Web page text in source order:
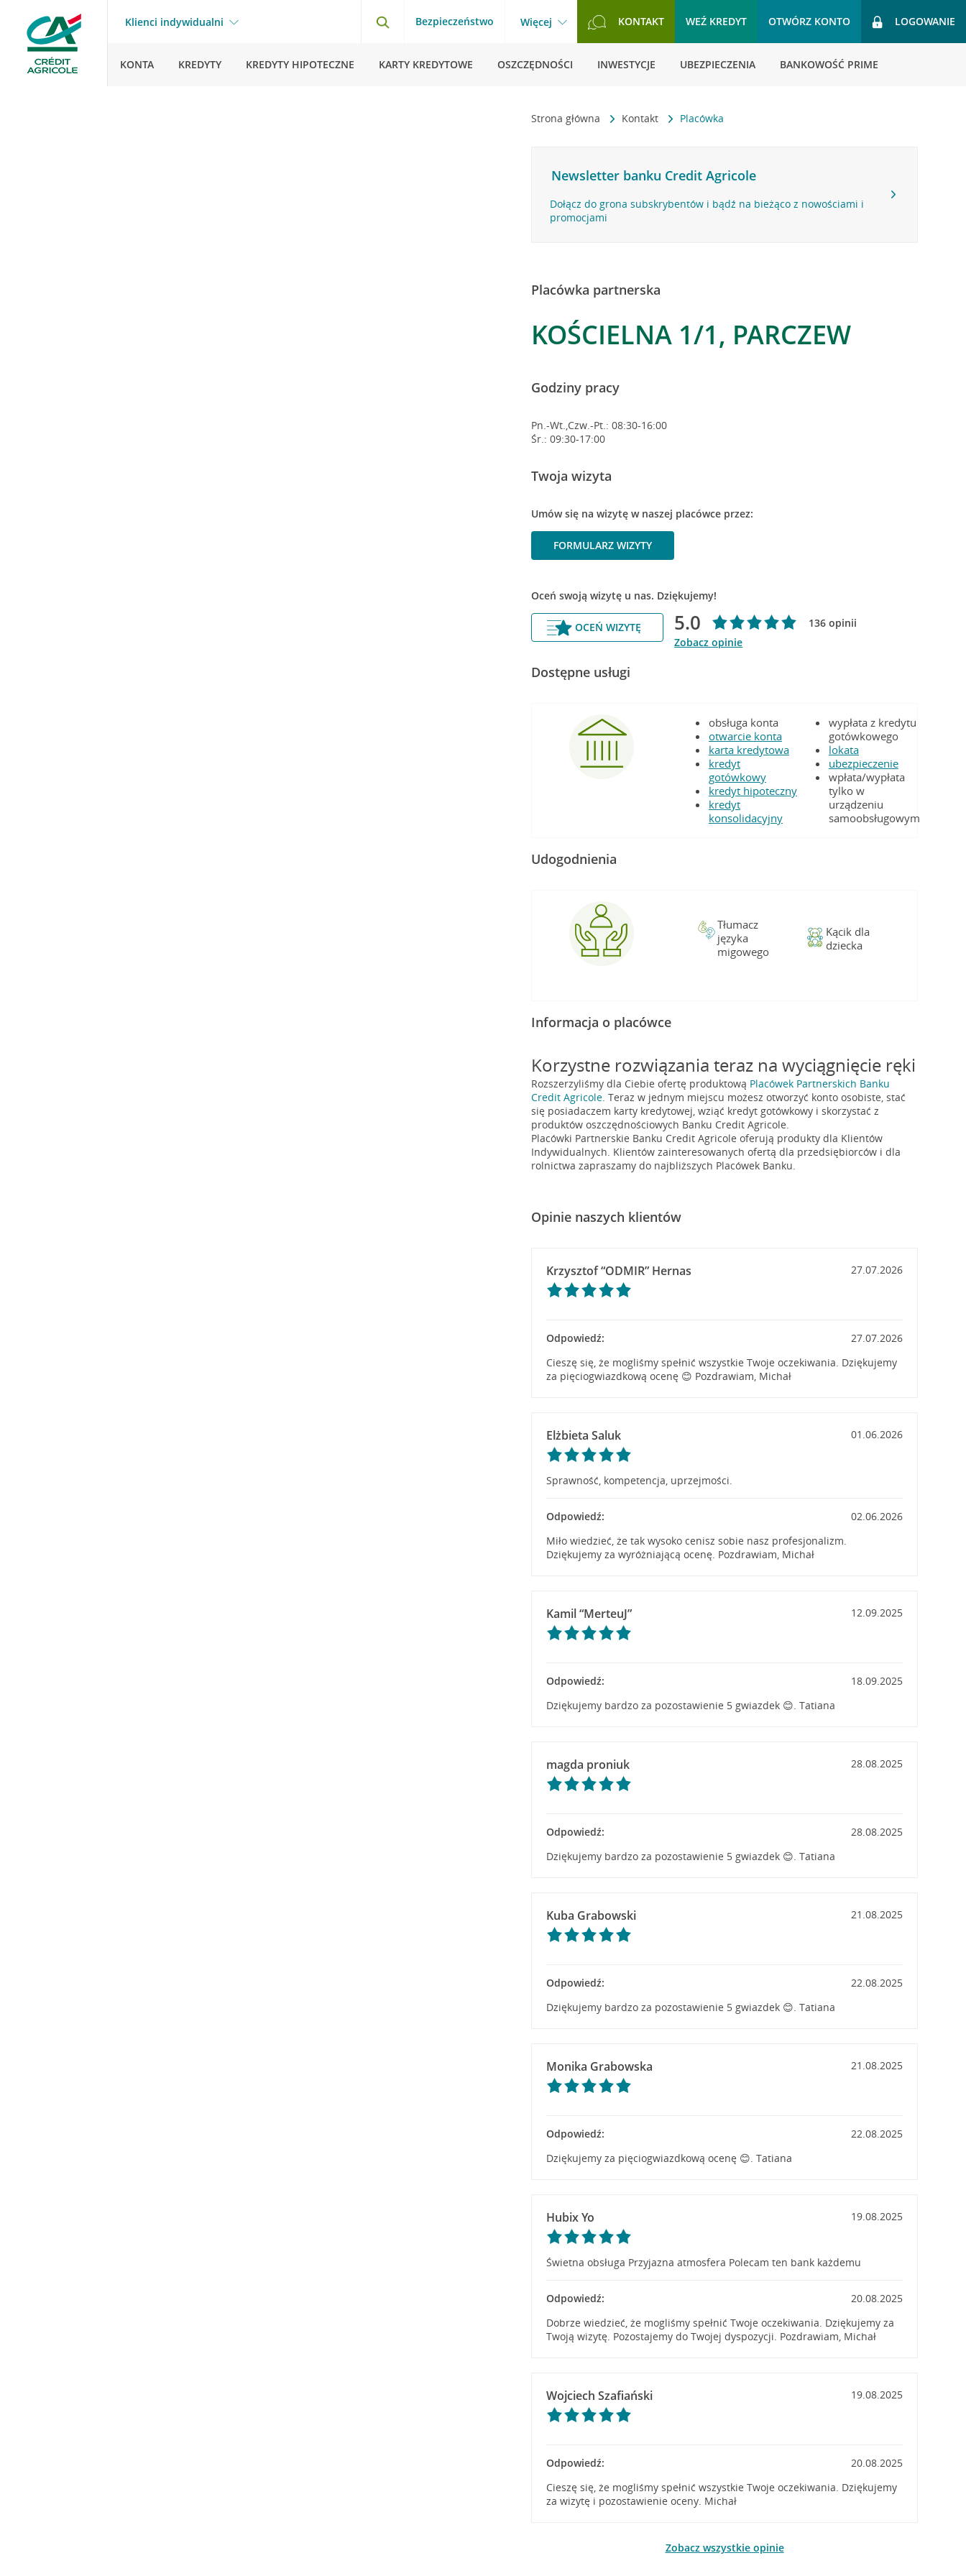
Klienci indywidualni Bezpieczeństwo Więcej KONTAKT WEŹ KREDYT OTWÓRZ KONTO LOGOWANIE
KONTA KREDYTY KREDYTY HIPOTECZNE KARTY KREDYTOWE OSZCZĘDNOŚCI INWESTYCJE UBEZPIECZENIA BANKOWOŚĆ PRIME
Strona główna Kontakt Placówka
Newsletter banku Credit Agricole
Dołącz do grona subskrybentów i bądź na bieżąco z nowościami i
promocjami
Placówka partnerska
KOŚCIELNA 1/1, PARCZEW
Godziny pracy
Pn.-Wt.,Czw.-Pt.: 08:30-16:00
Śr.: 09:30-17:00
Twoja wizyta
Umów się na wizytę w naszej placówce przez:
FORMULARZ WIZYTY
Oceń swoją wizytę u nas. Dziękujemy!
OCEŃ WIZYTĘ 5.0
136 opinii
Zobacz opinie
Dostępne usługi
obsługa konta
otwarcie konta
karta kredytowa
kredyt
gotówkowy
kredyt hipoteczny
kredyt
konsolidacyjny
wypłata z kredytu
gotówkowego
lokata
ubezpieczenie
wpłata/wypłata
tylko w
urządzeniu
samoobsługowym
Udogodnienia
Tłumacz
języka
migowego
Kącik dla
dziecka
Informacja o placówce
Korzystne rozwiązania teraz na wyciągnięcie ręki
Rozszerzyliśmy dla Ciebie ofertę produktową Placówek Partnerskich Banku
Credit Agricole. Teraz w jednym miejscu możesz otworzyć konto osobiste, stać
się posiadaczem karty kredytowej, wziąć kredyt gotówkowy i skorzystać z
produktów oszczędnościowych Banku Credit Agricole.
Placówki Partnerskie Banku Credit Agricole oferują produkty dla Klientów
Indywidualnych. Klientów zainteresowanych ofertą dla przedsiębiorców i dla
rolnictwa zapraszamy do najbliższych Placówek Banku.
Opinie naszych klientów
Krzysztof “ODMIR” Hernas 27.07.2026
Odpowiedź:
27.07.2026
Cieszę się, że mogliśmy spełnić wszystkie Twoje oczekiwania. Dziękujemy
za pięciogwiazdkową ocenę 😊 Pozdrawiam, Michał
Elżbieta Saluk 01.06.2026
Sprawność, kompetencja, uprzejmości.
Odpowiedź:
02.06.2026
Miło wiedzieć, że tak wysoko cenisz sobie nasz profesjonalizm.
Dziękujemy za wyróżniającą ocenę. Pozdrawiam, Michał
Kamil “MerteuJ” 12.09.2025
Odpowiedź:
18.09.2025
Dziękujemy bardzo za pozostawienie 5 gwiazdek 😊. Tatiana
magda proniuk 28.08.2025
Odpowiedź:
28.08.2025
Dziękujemy bardzo za pozostawienie 5 gwiazdek 😊. Tatiana
Kuba Grabowski 21.08.2025
Odpowiedź:
22.08.2025
Dziękujemy bardzo za pozostawienie 5 gwiazdek 😊. Tatiana
Monika Grabowska 21.08.2025
Odpowiedź:
22.08.2025
Dziękujemy za pięciogwiazdkową ocenę 😊. Tatiana
Hubix Yo 19.08.2025
Świetna obsługa Przyjazna atmosfera Polecam ten bank każdemu
Odpowiedź:
20.08.2025
Dobrze wiedzieć, że mogliśmy spełnić Twoje oczekiwania. Dziękujemy za
Twoją wizytę. Pozostajemy do Twojej dyspozycji. Pozdrawiam, Michał
Wojciech Szafiański 19.08.2025
Odpowiedź:
20.08.2025
Cieszę się, że mogliśmy spełnić wszystkie Twoje oczekiwania. Dziękujemy
za wizytę i pozostawienie oceny. Michał
Zobacz wszystkie opinie